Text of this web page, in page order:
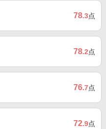
78.3点
78.2点
76.7点
72.9点